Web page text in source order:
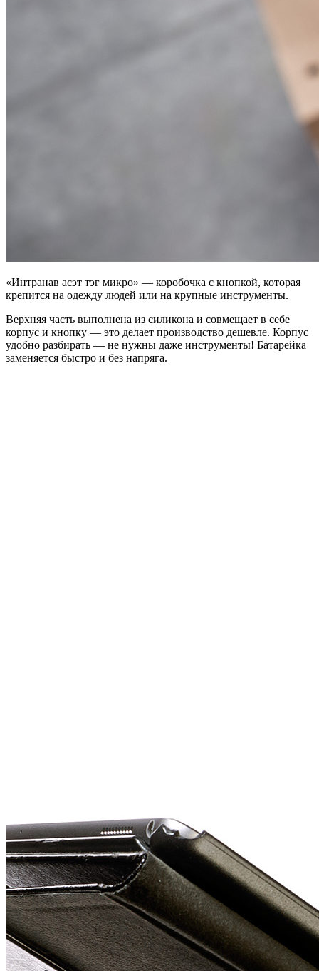
«Интранав асэт тэг микро» — коробочка с кнопкой, которая
крепится на одежду людей или на крупные инструменты.
Верхняя часть выполнена из силикона и совмещает в себе
корпус и кнопку — это делает производство дешевле. Корпус
удобно разбирать — не нужны даже инструменты! Батарейка
заменяется быстро и без напряга.